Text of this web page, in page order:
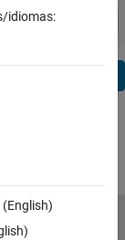
idiomas:
(English)